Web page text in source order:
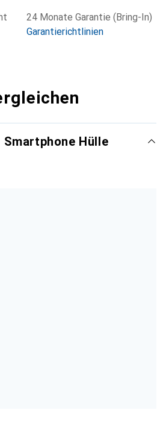
24 Monate Garantie (Bring-In)
Garantierichtlinien
Hülle